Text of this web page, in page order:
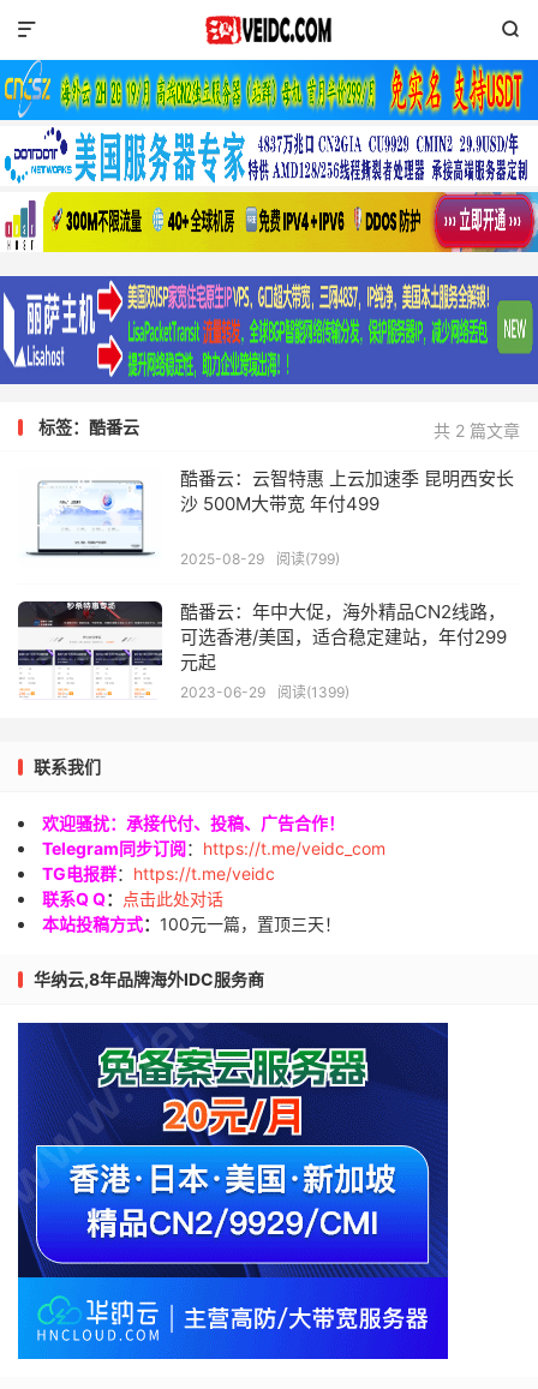


共 2 篇文章
标签：酷番云
酷番云：云智特惠 上云加速季 昆明西安长
沙 500M大带宽 年付499
2025-08-29 阅读(799)
酷番云：年中大促，海外精品CN2线路，
可选香港/美国，适合稳定建站，年付299
元起
2023-06-29 阅读(1399)
联系我们
欢迎骚扰：承接代付、投稿、广告合作！
Telegram同步订阅： https://t.me/veidc_com
TG电报群： https://t.me/veidc
联系Q Q：
点击此处对话
本站投稿方式： 100元一篇，置顶三天！
华纳云,8年品牌海外IDC服务商